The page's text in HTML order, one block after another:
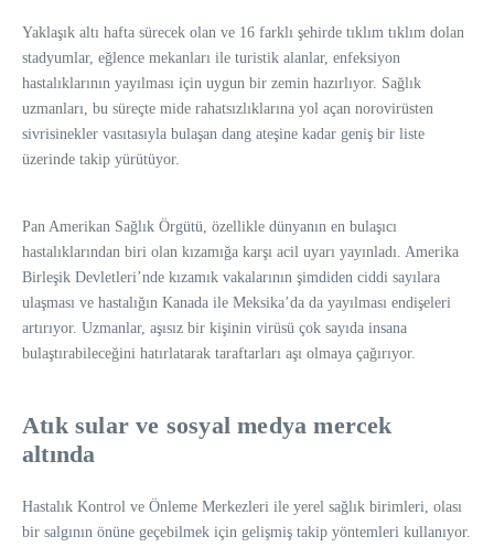
Yaklaşık altı hafta sürecek olan ve 16 farklı şehirde tıklım tıklım dolan
stadyumlar, eğlence mekanları ile turistik alanlar, enfeksiyon
hastalıklarının yayılması için uygun bir zemin hazırlıyor. Sağlık
uzmanları, bu süreçte mide rahatsızlıklarına yol açan norovirüsten
sivrisinekler vasıtasıyla bulaşan dang ateşine kadar geniş bir liste
üzerinde takip yürütüyor.
Pan Amerikan Sağlık Örgütü, özellikle dünyanın en bulaşıcı
hastalıklarından biri olan kızamığa karşı acil uyarı yayınladı. Amerika
Birleşik Devletleri’nde kızamık vakalarının şimdiden ciddi sayılara
ulaşması ve hastalığın Kanada ile Meksika’da da yayılması endişeleri
artırıyor. Uzmanlar, aşısız bir kişinin virüsü çok sayıda insana
bulaştırabileceğini hatırlatarak taraftarları aşı olmaya çağırıyor.
Atık sular ve sosyal medya mercek
altında
Hastalık Kontrol ve Önleme Merkezleri ile yerel sağlık birimleri, olası
bir salgının önüne geçebilmek için gelişmiş takip yöntemleri kullanıyor.